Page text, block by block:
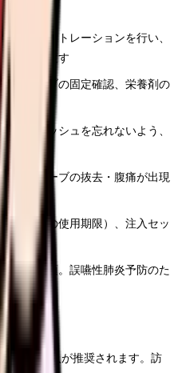
にデモンストレーションを行い、
順書を渡す
、チューブの固定確認、栄養剤の
後のフラッシュを忘れないよう、
・チューブの抜去・腹痛が出現
（開封後の使用期限）、注入セッ
ケアは必須。誤嚥性肺炎予防のた
看護の導入が推奨されます。訪